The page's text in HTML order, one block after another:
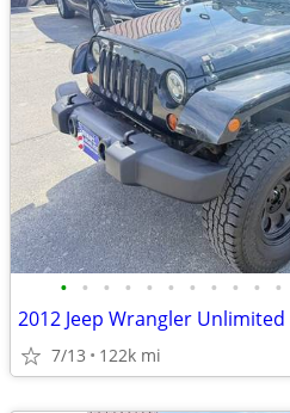
• • • • • • • • • • •
2012 Jeep Wrangler Unlimited
7/13 122k mi